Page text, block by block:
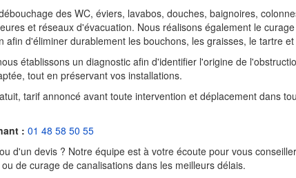
des WC, éviers, lavabos, douches, baignoires,
et réseaux d'évacuation. Nous réalisons également le
afin d'éliminer durablement les bouchons, les graisses, le tartre
établissons un diagnostic afin d'identifier l'origine de
tout en préservant vos installations.
tarif annoncé avant toute intervention et déplacement dans
: 01 48 58 50 55
d'un devis ? Notre équipe est à votre écoute pour vous
de curage de canalisations dans les meilleurs délais.